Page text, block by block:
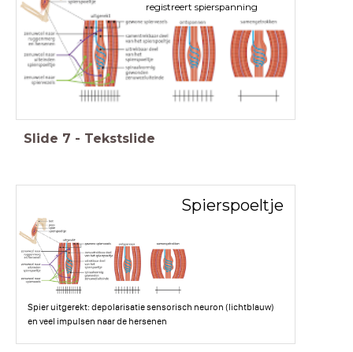
registreert spierspanning
Slide 7 - Tekstslide
Spierspoeltje
Spier uitgerekt: depolarisatie sensorisch neuron (lichtblauw)
en veel impulsen naar de hersenen